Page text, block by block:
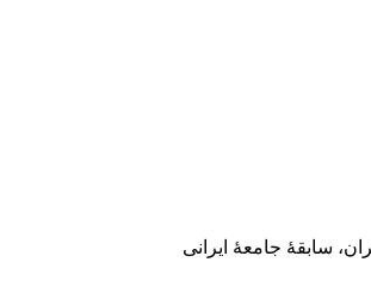
سابقهٔ جامعهٔ ایرانی